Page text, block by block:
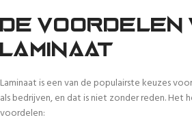
De voordelen
laminaat
Laminaat is een van de populairste keuzes
als bedrijven, en dat is niet zonder reden. Het
voordelen: